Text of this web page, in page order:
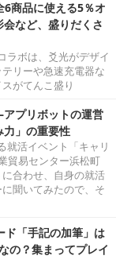
6商品に使える5％オ
など、盛りだくさ
ラボは、爻光がデザイ
リーや急速充電器な
がてんこ盛り
プリボットの運営
力」の重要性
就活イベント「キャリ
貿易センター浜松町
合わせ、自身の就活
聞いてみたので、そ
ド「手記の加筆」は
の？集まってプレイ